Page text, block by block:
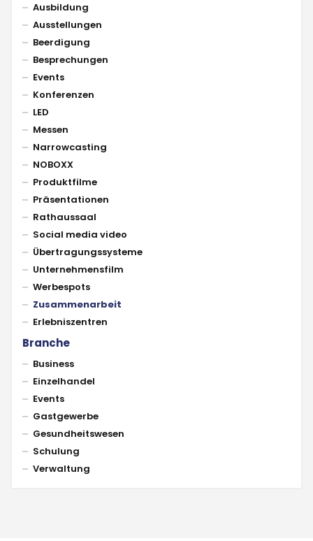
Ausbildung
Ausstellungen
Beerdigung
Besprechungen
Events
Konferenzen
LED
Messen
Narrowcasting
NOBOXX
Produktfilme
Präsentationen
Rathaussaal
Social media video
Übertragungssysteme
Unternehmensfilm
Werbespots
Zusammenarbeit
Erlebniszentren
Branche
Business
Einzelhandel
Events
Gastgewerbe
Gesundheitswesen
Schulung
Verwaltung